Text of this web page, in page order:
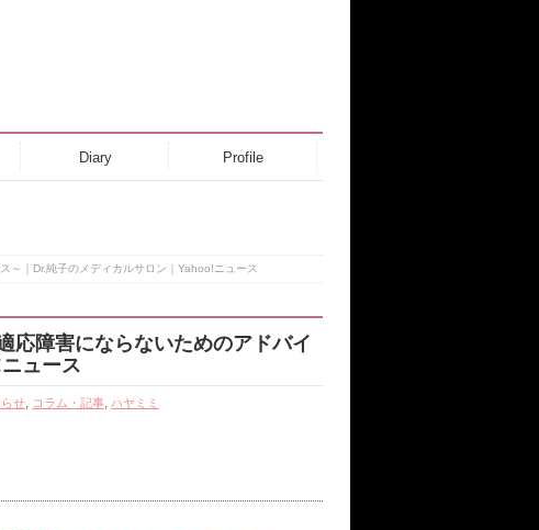
Diary Profile
～｜Dr.純子のメディカルサロン｜Yahoo!ニュース
応障害にならないためのアドバイ
ュース
せ コラム・記事 ハヤミミ